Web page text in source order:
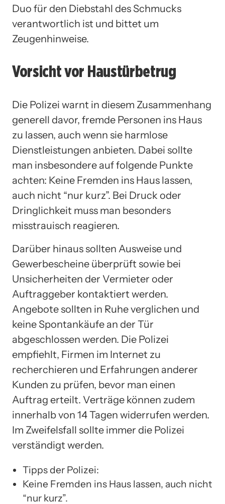
Duo für den Diebstahl des Schmucks
verantwortlich ist und bittet um
Zeugenhinweise.
Vorsicht vor Haustürbetrug
Die Polizei warnt in diesem Zusammenhang
generell davor, fremde Personen ins Haus
zu lassen, auch wenn sie harmlose
Dienstleistungen anbieten. Dabei sollte
man insbesondere auf folgende Punkte
achten: Keine Fremden ins Haus lassen,
auch nicht “nur kurz”. Bei Druck oder
Dringlichkeit muss man besonders
misstrauisch reagieren.
Darüber hinaus sollten Ausweise und
Gewerbescheine überprüft sowie bei
Unsicherheiten der Vermieter oder
Auftraggeber kontaktiert werden.
Angebote sollten in Ruhe verglichen und
keine Spontankäufe an der Tür
abgeschlossen werden. Die Polizei
empfiehlt, Firmen im Internet zu
recherchieren und Erfahrungen anderer
Kunden zu prüfen, bevor man einen
Auftrag erteilt. Verträge können zudem
innerhalb von 14 Tagen widerrufen werden.
Im Zweifelsfall sollte immer die Polizei
verständigt werden.
Tipps der Polizei:
Keine Fremden ins Haus lassen, auch nicht
“nur kurz”.